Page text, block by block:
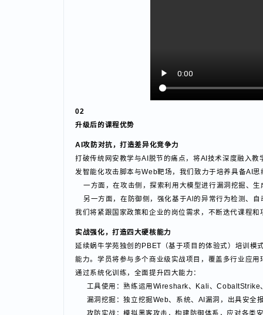
02
升级后的课程优势
AI攻防对抗，打造差异化竞争力
打破传统网安教学与AI脱节的痛点，将AI技术深度融
发智能化攻击脚本与Web靶场，我们致力于培养具备
一方面，在攻击侧，探索利用大模型进行漏洞挖掘
另一方面，在防御侧，强化基于Al的异常行为检测
我们将紧跟国家政策和企业的岗位需求，不断迭代课
延续蜗牛学苑独创的PBET（基于项目的体验式）培
能力。学员将参与多个商业级实战项目，覆盖多行业